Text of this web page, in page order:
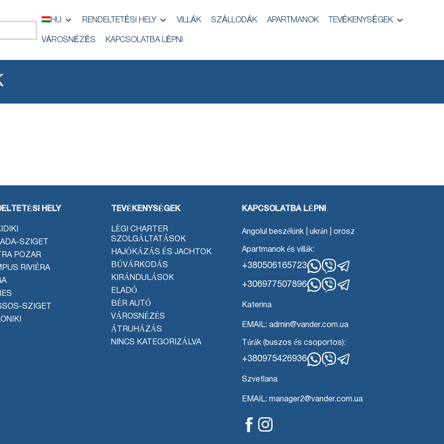
HU RENDELTETÉSI HELY VILLÁK SZÁLLODÁK APARTMANOK TEVÉKENYSÉGEK
VÁROSNÉZÉS KAPCSOLATBA LÉPNI
HELY
SZIGET
POZAR
RIVIÉRA
SZIGET
TEVÉKENYSÉGEK
LÉGI CHARTER
SZOLGÁLTATÁSOK
HAJÓKÁZÁS ÉS JACHTOK
BÚVÁRKODÁS
KIRÁNDULÁSOK
ELADÓ
BÉR AUTÓ
VÁROSNÉZÉS
ÁTRUHÁZÁS
NINCS KATEGORIZÁLVA
KAPCSOLATBA LÉPNI
Angolul beszélünk | ukrán | orosz
Apartmanok és villák:
+380506165723
WhatsApp
ViberTávirat
+306977507896
Katerina
EMAIL: admin@vander.com.ua
Túrák (buszos és csoportos):
+380975426936
Szvetlana
EMAIL: manager2@vander.com.ua